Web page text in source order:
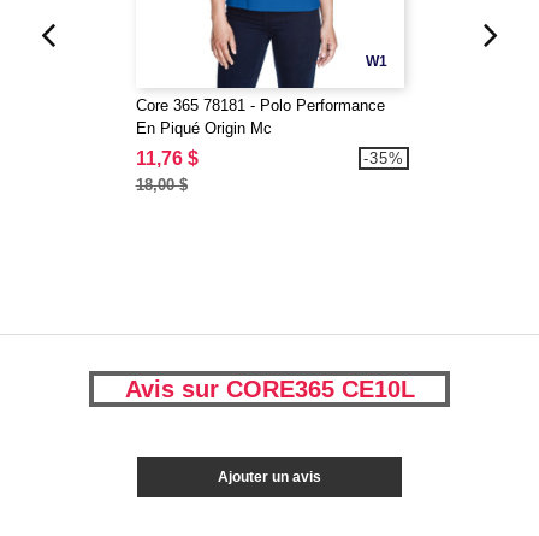
W1
Core 365 78181 - Polo Performance
En Piqué Origin Mc
11,76 $
18,00 $
-35%
Avis sur CORE365 CE10L
Ajouter un avis